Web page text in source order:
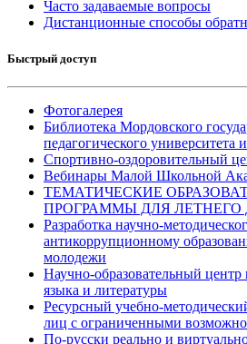
Часто задаваемые вопросы
Дистанционные способы
Быстрый доступ
Фотогалерея
Библиотека Мордовского
педагогического
Спортивно-оздоровительный
Вебинары Малой Школьной
ТЕМАТИЧЕСКИЕ
ПРОГРАММЫ ДЛЯ ЛЕТНЕГО
Разработка научно-
антикоррупционному
молодежи
Научно-образовательный
языка и литературы
Ресурсный учебно-
лиц с ограниченными
По-русски реально и